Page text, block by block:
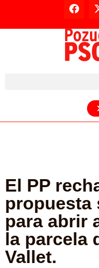
El PP
propuesta
para abrir
la parcela
Vallet.